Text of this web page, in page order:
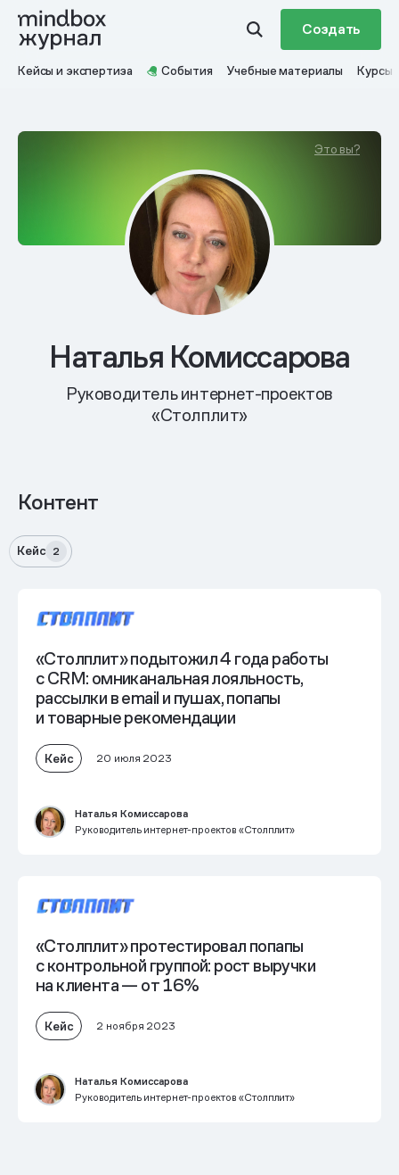
Создать
Кейсы и экспертиза События Учебные материалы Курсы
Это вы?
Наталья Комиссарова
Руководитель интернет-проектов
«Столплит»
Контент
Кейс 2
«Столплит» подытожил 4 года работы
с CRM: омниканальная лояльность,
рассылки в email и пушах, попапы
и товарные рекомендации
Кейс 20 июля 2023
Наталья Комиссарова
Руководитель интернет-проектов «Столплит»
«Столплит» протестировал попапы
с контрольной группой: рост выручки
на клиента — от 16%
Кейс 2 ноября 2023
Наталья Комиссарова
Руководитель интернет-проектов «Столплит»